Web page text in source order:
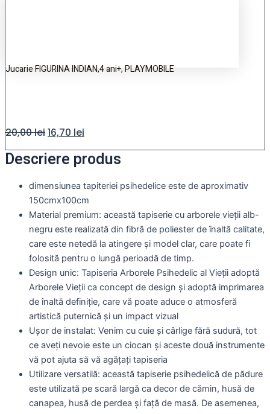
Jucarie FIGURINA INDIAN,4 ani+, PLAYMOBILE
20,00lei16,70 lei
Descriere produs
dimensiunea tapiteriei psihedelice este de aproximativ
150cmx100cm
Material premium: această tapiserie cu arborele vieții alb-
negru este realizată din fibră de poliester de înaltă calitate,
care este netedă la atingere și model clar, care poate fi
folosită pentru o lungă perioadă de timp.
Design unic: Tapiseria Arborele Psihedelic al Vieții adoptă
Arborele Vieții ca concept de design și adoptă imprimarea
de înaltă definiție, care vă poate aduce o atmosferă
artistică puternică și un impact vizual
Ușor de instalat: Venim cu cuie și cârlige fără sudură, tot
ce aveți nevoie este un ciocan și aceste două instrumente
vă pot ajuta să vă agățați tapiseria
Utilizare versatilă: această tapiserie psihedelică de pădure
este utilizată pe scară largă ca decor de cămin, husă de
canapea, husă de perdea și față de masă. De asemenea,